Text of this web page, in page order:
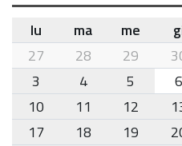
month-
8
lu ma me
27
28 29
3
4 5 6
10
11 12
17
18 19